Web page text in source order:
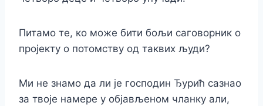
Питамо те, ко може бити бољи саговорник о
пројекту о потомству од таквих људи?
Ми не знамо да ли је господин Ђурић сазнао
за твоје намере у објављеном чланку али,